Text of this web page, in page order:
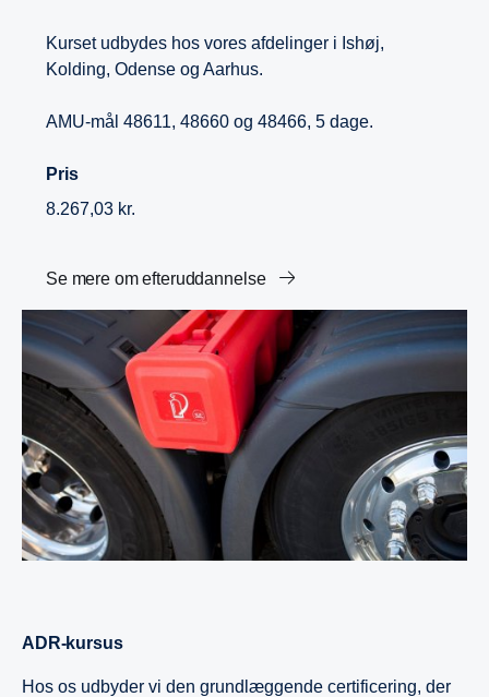
Kurset udbydes hos vores afdelinger i Ishøj,
Kolding, Odense og Aarhus.
AMU-mål 48611, 48660 og 48466, 5 dage.
Pris
8.267,03 kr.
Se mere om efteruddannelse
ADR-kursus
Hos os udbyder vi den grundlæggende certificering, der